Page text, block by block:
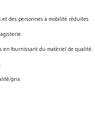
et des personnes à mobilité réduites.
en fournissant du matériel de qualité.
prix.